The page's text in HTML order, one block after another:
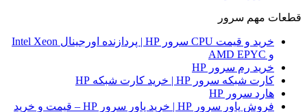
قطعات مهم سرور
خرید و قیمت CPU سرور HP | پردازنده اورجینال Intel Xeon
و AMD EPYC
خرید رم سرور HP
کارت شبکه سرور HP | خرید کارت شبکه HP
هارد سرور HP
فروش پاور سرور HP | خرید پاور سرور HP – قیمت و خرید